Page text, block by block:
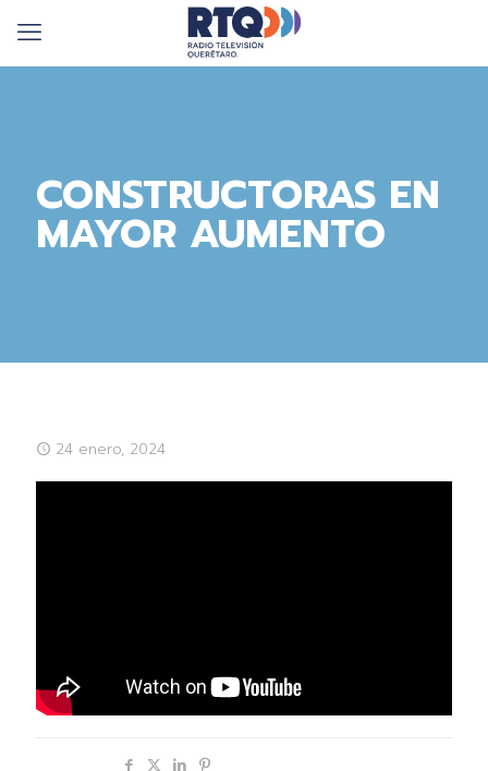
CONSTRUCTORAS EN
MAYOR AUMENTO
24 enero, 2024